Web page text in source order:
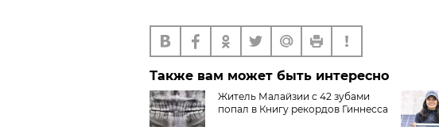
Также вам может быть интересно
Житель Малайзии с 42 зубами
попал в Книгу рекордов Гиннесса